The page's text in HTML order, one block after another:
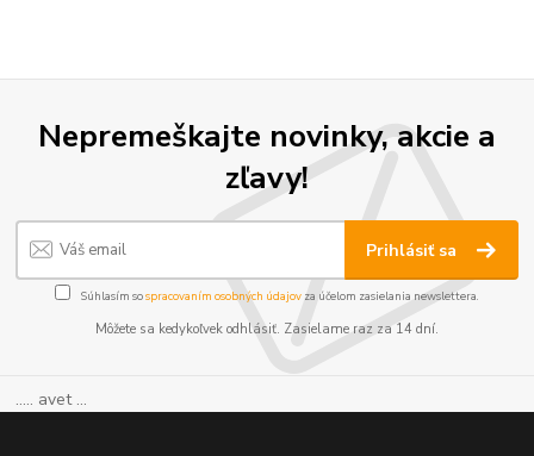
Nepremeškajte novinky, akcie a
zľavy!
Prihlásiť sa
Súhlasím sospracovaním osobných údajov za účelom zasielania newslettera.
Môžete sa kedykoľvek odhlásiť. Zasielame raz za 14 dní.
..... avet ...